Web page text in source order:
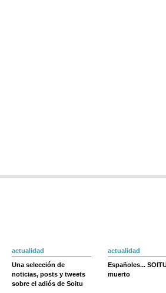
actualidad
Una selección de
noticias, posts y tweets
sobre el adiós de Soitu
actualidad
Españoles...
muerto